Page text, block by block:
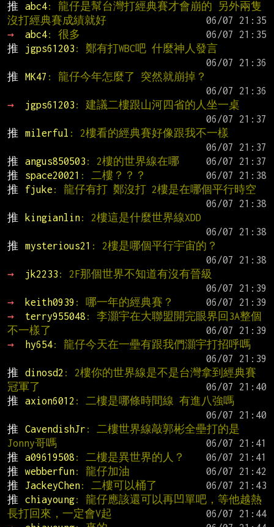
推
abc4: 龍仔是幫台灣打經典賽才會崩的 另外兩隻
沒打經典賽成績就好
→
abc4: 很多
推
jgps61203 : 鄭有打WBC吧 什麼神人發言
推
MK47 : 龍仔今年怎麼了 突然就崩掉？
→
jgps61203 : 建議二樓跟山河四省的人坐一桌
推
milerful : 2樓看的經典賽好像跟我不一樣
推
angus850503 : 2樓的世界線在哪
推
space20021 : 二樓？？？
推
fjuke : 龍仔有打 鄭沒打 2樓是在哪個平行時空
推
kingianlin: 2樓這是什麼世界線XDD
推
mysterious21 : 2樓是哪個平行宇宙的？
→
jk2233 : 2F那個世界不知道有沒有晉級
→
keith0939 : 哪一年的經典賽？
→
terry955048 : 李灝宇在大聯盟開完眼界回3A整個
不一樣了
→
hy654: 龍仔今天在一壘有跟我們灝宇打招呼嗎
推
dinosd2 : 2樓你的世界線是不是台灣拿到經典賽
冠軍了
推
axion6012 : 二樓是哪條時間線 有進八強嗎
推
CavendishJr : 二樓世界線敲郭彬全壘打的是
Jonny哥嗎
推
a09619508 : 二樓是異世界的人？
推
webberfun: 龍仔加油
推
JackeyChen: 二樓可以桶了
推
chiayoung: 龍仔應該還可以再凹單吧，等他越熱
長打回來，一定會V起